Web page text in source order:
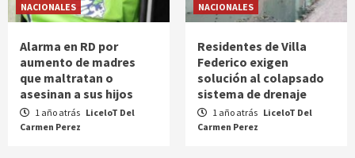
NACIONALES
Alarma en RD por
aumento de madres
que maltratan o
asesinan a sus hijos
1 año atrás LiceloT Del
Carmen Perez
NACIONALES
Residentes de Villa
Federico exigen
solución al colapsado
sistema de drenaje
1 año atrás LiceloT Del
Carmen Perez